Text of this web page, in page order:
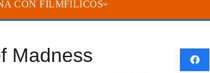
CON FILMFILICOS
Madness